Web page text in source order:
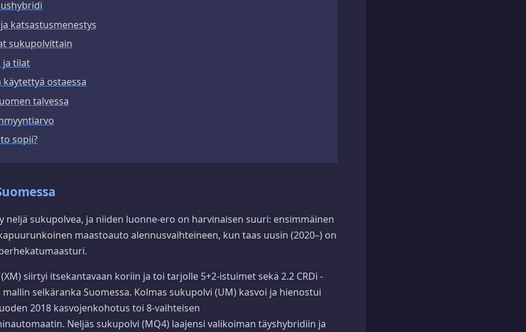
katsastusmenestys
sukupolvittain
ja tilat
ostaessa
talvessa
sopii?
neljä sukupolvea, ja niiden luonne-ero on harvinaisen suuri: ensimmäinen
maastoauto alennusvaihteineen, kun taas uusin (2020–) on
siirtyi itsekantavaan koriin ja toi tarjolle 5+2-istuimet sekä 2.2 CRDi -
selkäranka Suomessa. Kolmas sukupolvi (UM) kasvoi ja hienostui
2018 kasvojenkohotus toi 8-vaihteisen
Neljäs sukupolvi (MQ4) laajensi valikoiman täyshybridiin ja